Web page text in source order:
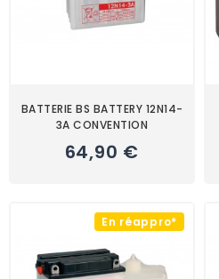
BATTERIE BS BATTERY 12N14-
3A CONVENTION
64,90 €
En réappro*